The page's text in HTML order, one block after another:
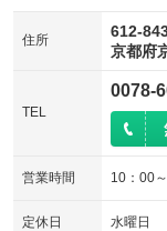
住所
612-
京都府
TEL
0078-
営業時間 10：00
定休日 水曜日